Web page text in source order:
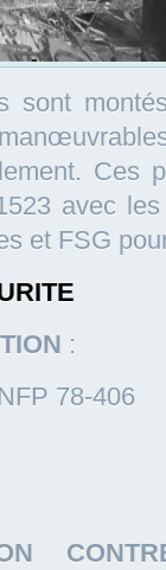
sont
Ces
avec
et FSG
:
78-406